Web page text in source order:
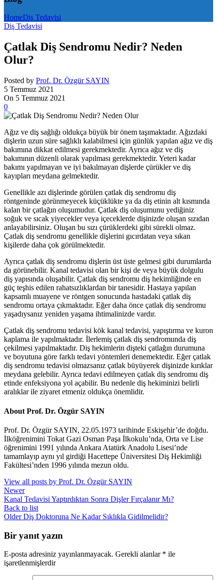
HomeDiş Tedavisi
Diş Tedavisi
Çatlak Diş Sendromu Nedir? Neden
Olur?
Posted by Prof. Dr. Özgür SAYIN
5 Temmuz 2021
On 5 Temmuz 2021
0
Ağız ve diş sağlığı oldukça büyük bir önem taşımaktadır. Ağızdaki
dişlerin uzun süre sağlıklı kalabilmesi için günlük yapılan ağız ve diş
bakımına dikkat edilmesi gerekmektedir. Ayrıca ağız ve diş
bakımının düzenli olarak yapılması gerekmektedir. Yeteri kadar
bakımı yapılmayan ve iyi bakılmayan dişlerde çürükler ve diş
kayıpları meydana gelmektedir.
Genellikle azı dişlerinde görülen çatlak diş sendromu diş
röntgeninde görünmeyecek küçüklükte ya da diş etinin alt kısmında
kalan bir çatlağın oluşumudur. Çatlak diş oluşumunu yediğiniz
soğuk ve sıcak yiyecekler veya içeceklerde dişinizde oluşan sızıdan
anlayabilirsiniz. Oluşan bu sızı çürüklerdeki gibi sürekli olmaz.
Çatlak diş sendromu genellikle dişlerini gıcırdatan veya sıkan
kişilerde daha çok görülmektedir.
Ayrıca çatlak diş sendromu dişlerin üst üste gelmesi gibi durumlarda
da görünebilir. Kanal tedavisi olan bir kişi de veya büyük dolgulu
diş yapısında oluşabilir. Çatlak diş sendromu diş hekimliğinde en
güç teşhis edilen rahatsızlıklardan bir tanesidir. Hastaya yapılan
kapsamlı muayene ve röntgen sonucunda hastadaki çatlak diş
sendromu ortaya çıkmaktadır. Eğer daha önce çatlak diş sendromu
yaşadıysanız yeniden yaşama ihtimalinizde vardır.
Çatlak diş sendromu tedavisi kök kanal tedavisi, yapıştırma ve kuron
kaplama ile yapılmaktadır. İlerlemiş çatlak diş sendromunda diş
çekilmesi yapılmaktadır. Diş hekimlerin dişteki çatlağın durumuna
ve boyutuna göre farklı tedavi yöntemleri denemektedir. Eğer çatlak
diş sendromu tedavisi olmazsanız çatlak büyüyerek dişinizde kırıklar
meydana gelebilir. Ayrıca tedavi edilmeyen çatlak diş sendromu diş
etinde enfeksiyona yol açabilir. Bu nedenle diş hekiminizi belirli
aralıklar ile ziyaret etmeniz oldukça önemlidir.
About Prof. Dr. Özgür SAYIN
Prof. Dr. Özgür SAYIN, 22.05.1973 tarihinde Eskişehir’de doğdu.
İlköğrenimini Tokat Gazi Osman Paşa İlkokulu’nda, Orta ve Lise
öğrenimini 1991 yılında Ankara Atatürk Anadolu Lisesi’nde
tamamlayıp aynı yıl girdiği Hacettepe Üniversitesi Diş Hekimliği
Fakültesi’nden 1996 yılında mezun oldu.
View all posts by Prof. Dr. Özgür SAYIN
Newer
Kanal Tedavisi Yaptırdıktan Sonra Dişler Fırçalanır Mı?
Back to list
Older Diş Doktoruna Ne Kadar Sıklıkla Gidilmelidir?
Bir yanıt yazın
E-posta adresiniz yayınlanmayacak. Gerekli alanlar * ile
işaretlenmişlerdir